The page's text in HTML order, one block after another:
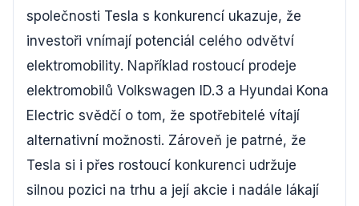
společnosti Tesla s konkurencí ukazuje, že
investoři vnímají potenciál celého odvětví
elektromobility. Například rostoucí prodeje
elektromobilů Volkswagen ID.3 a Hyundai Kona
Electric svědčí o tom, že spotřebitelé vítají
alternativní možnosti. Zároveň je patrné, že
Tesla si i přes rostoucí konkurenci udržuje
silnou pozici na trhu a její akcie i nadále lákají